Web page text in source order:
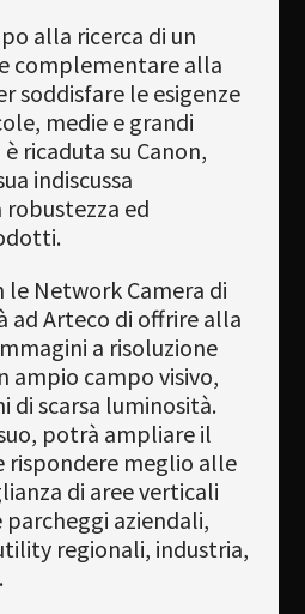
alla ricerca di un
complementare alla
soddisfare le esigenze
medie e grandi
ricaduta su Canon,
indiscussa
ed
le Network Camera di
ad Arteco di offrire alla
a risoluzione
ampio campo visivo,
di scarsa luminosità.
potrà ampliare il
rispondere meglio alle
di aree verticali
aziendali,
regionali, industria,